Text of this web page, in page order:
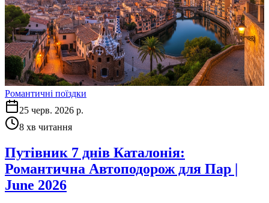
Романтичні поїздки
25 черв. 2026 р.
8 хв читання
Путівник 7 днів Каталонія:
Романтична Автоподорож для Пар |
June 2026